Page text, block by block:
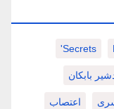
Secrets'
بابکان
اعتصاب